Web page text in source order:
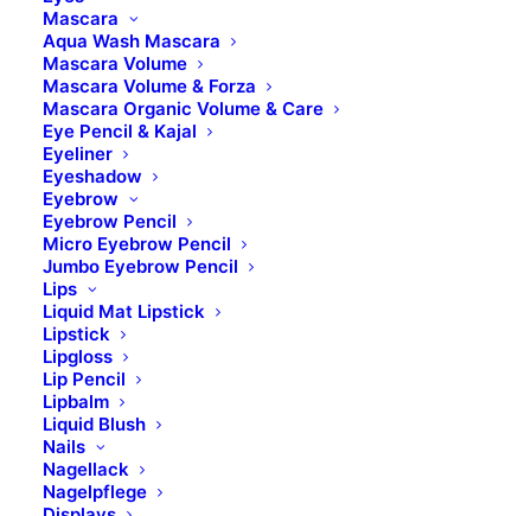
Mascara
Aqua Wash Mascara
Mascara Volume
Mascara Volume & Forza
Mascara Organic Volume & Care
Eye Pencil & Kajal
Eyeliner
Eyeshadow
Eyebrow
Eyebrow Pencil
Micro Eyebrow Pencil
Jumbo Eyebrow Pencil
Lips
Liquid Mat Lipstick
Lipstick
Lipgloss
Lip Pencil
Lipbalm
Liquid Blush
Nails
Nagellack
Nagelpflege
BILDER UND KONTAKTE
LIEFERUMFANG
Kaltwachsstreifen Körper
BESCHREIBUNG
FÜR WEN GEEIGNET?